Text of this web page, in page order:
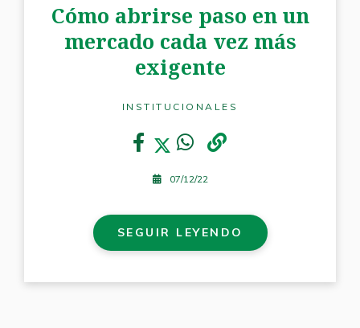
Cómo abrirse paso en un
mercado cada vez más
exigente
INSTITUCIONALES
07/12/22
SEGUIR LEYENDO